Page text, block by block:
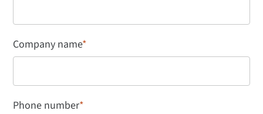
Company name*
Phone number*